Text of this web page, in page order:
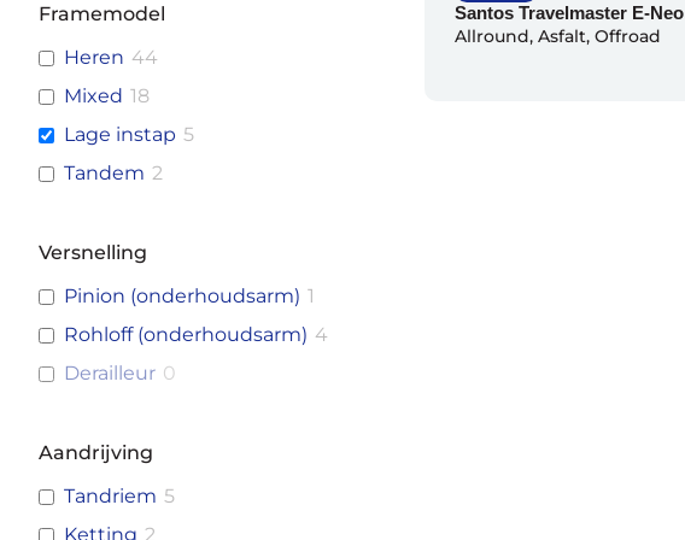
Framemodel
Heren 44
Mixed 18
Lage instap 5
Tandem 2
Versnelling
Pinion (onderhoudsarm) 1
Rohloff (onderhoudsarm) 4
Derailleur 0
Aandrijving
Tandriem 5
Ketting 2
Santos Travelmaster E-Neo
Allround, Asfalt, Offroad